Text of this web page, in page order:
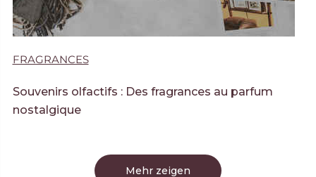
FRAGRANCES
Souvenirs olfactifs : Des fragrances au parfum
nostalgique
Mehr zeigen